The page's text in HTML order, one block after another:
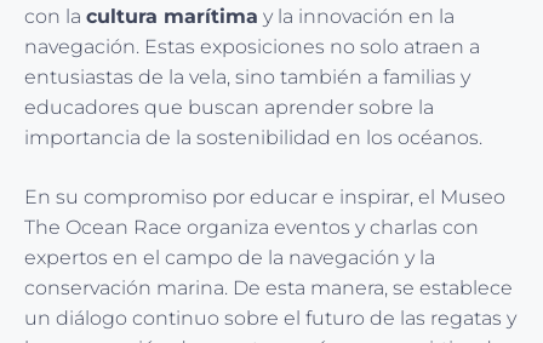
con la cultura marítima y la innovación en la
navegación. Estas exposiciones no solo atraen a
entusiastas de la vela, sino también a familias y
educadores que buscan aprender sobre la
importancia de la sostenibilidad en los océanos.
En su compromiso por educar e inspirar, el Museo
The Ocean Race organiza eventos y charlas con
expertos en el campo de la navegación y la
conservación marina. De esta manera, se establece
un diálogo continuo sobre el futuro de las regatas y